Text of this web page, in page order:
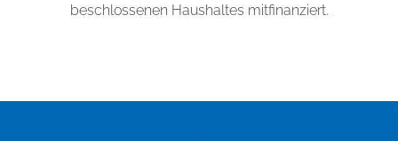
beschlossenen Haushaltes mitfinanziert.